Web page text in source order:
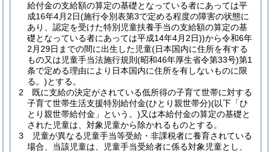
給付金の支給額の算定の基礎となっている者にあっては平
成16年4月2日(施行令別表第3で定める程度の障害の状態に
あり、認定を受けた特別児童扶養手当の支給額の算定の基
礎となっている者にあっては平成14年4月2日))から令和6年
2月29日までの間に出生した児童(日本国内に住所を有する
もの又は児童手当法施行規則 (昭和46年厚生省令第33号)第1
条で定める理由により日本国内に住所を有しないものに限
る。)とする。
2
既に支給の決定がされている低所得の子育て世帯に対する
子育て世帯生活支援特別給付金(ひとり親世帯分)(以下「ひ
とり親世帯給付金」という。)又は本給付金の算定の基礎と
された児童は、対象児童から除かれるものとする。
3
児童が異なる児童手当等受給・非課税者に養育されている
場合、当該児童は、児童手当受給者に係る対象児童とし、